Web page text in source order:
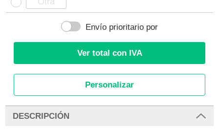
Envío prioritario por
Ver total con IVA
Personalizar
DESCRIPCIÓN